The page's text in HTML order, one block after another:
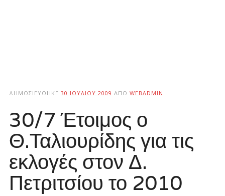
ΔΗΜΟΣΙΕΎΘΗΚΕ 30 ΙΟΥΛΊΟΥ 2009 ΑΠΌ WEBADMIN
30/7 Έτοιμος ο
Θ.Ταλιουρίδης για τις
εκλογές στον Δ.
Πετριτσίου το 2010